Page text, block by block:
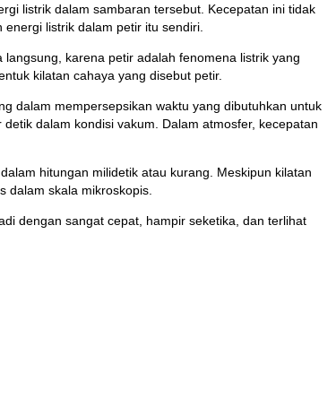
listrik dalam sambaran tersebut. Kecepatan ini tidak
listrik dalam petir itu sendiri.
karena petir adalah fenomena listrik yang
kilatan cahaya yang disebut petir.
dalam mempersepsikan waktu yang dibutuhkan untuk
dalam kondisi vakum. Dalam atmosfer, kecepatan
hitungan milidetik atau kurang. Meskipun kilatan
dalam skala mikroskopis.
dengan sangat cepat, hampir seketika, dan terlihat